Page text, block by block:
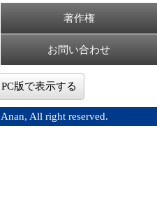
著作権
お問い合わせ
PC版で表示する
All right reserved.